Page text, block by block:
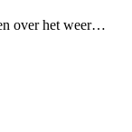
over het weer…